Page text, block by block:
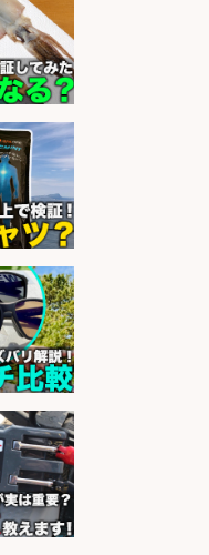
スタ
ックス
の
作
ックス
は
キッ
ックス